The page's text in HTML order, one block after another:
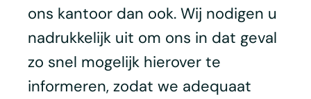
ons kantoor dan ook. Wij nodigen u
nadrukkelijk uit om ons in dat geval
zo snel mogelijk hierover te
informeren, zodat we adequaat